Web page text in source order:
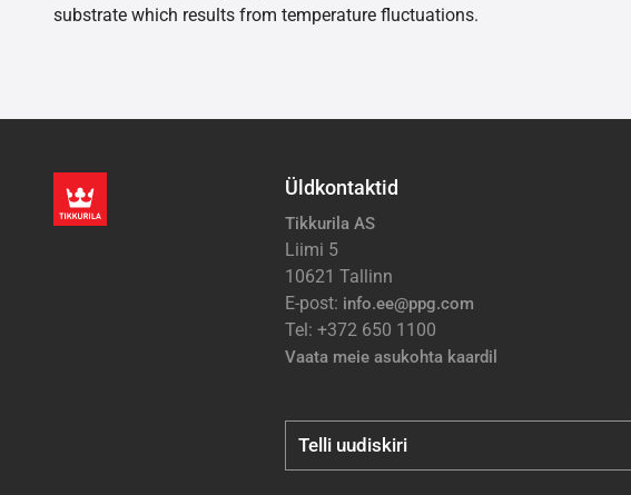
substrate which results from temperature fluctuations.
Üldkontaktid
Tikkurila AS
Liimi 5
10621 Tallinn
E-post: info.ee@ppg.com
Tel: +372 650 1100
Vaata meie asukohta kaardil
Telli uudiskiri